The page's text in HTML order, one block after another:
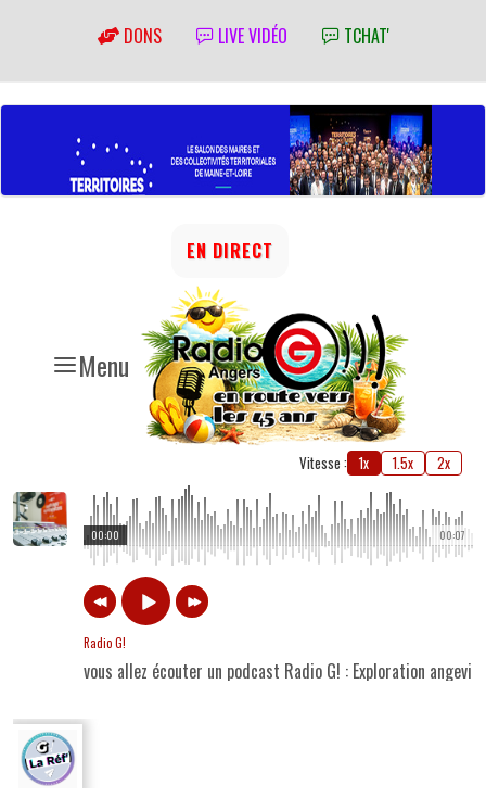
DONS LIVE VIDÉO TCHAT'
Menu
EN DIRECT
Vitesse : 1x 1.5x 2x
00:07
00:00
Radio G!
vous allez écouter un podcast Radio G! : Exploration